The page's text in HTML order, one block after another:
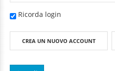
Ricorda login
CREA UN NUOVO ACCOUNT